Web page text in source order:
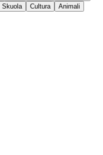
Skuola Cultura
Animali